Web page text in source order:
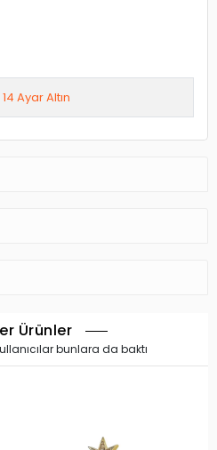
14 Ayar Altın
Ürünler
bunlara da baktı